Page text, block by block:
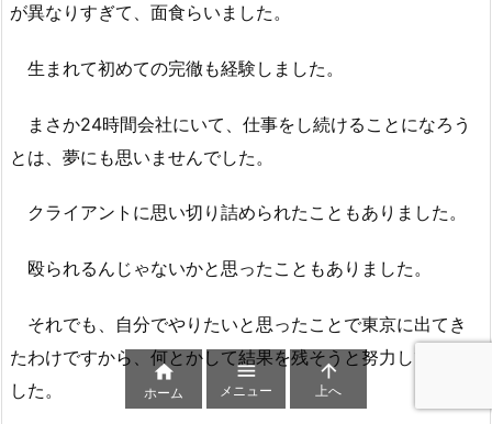
が異なりすぎて、面食らいました。
生まれて初めての完徹も経験しました。
まさか24時間会社にいて、仕事をし続けることになろう
とは、夢にも思いませんでした。
クライアントに思い切り詰められたこともありました。
殴られるんじゃないかと思ったこともありました。
それでも、自分でやりたいと思ったことで東京に出てき
たわけですから、何とかして結果を残そうと努力してきま
した。

ホーム

メニュー

上へ